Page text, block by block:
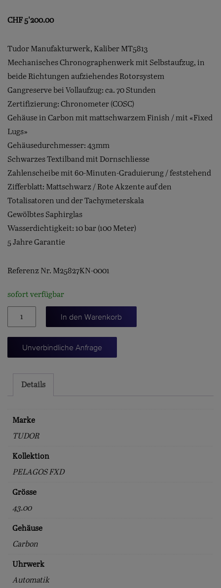
CHF 5'200.00
Tudor Manufakturwerk, Kaliber MT5813
Mechanisches Chronographenwerk mit Selbstaufzug, in
beide Richtungen aufziehendes Rotorsystem
Gangreserve bei Vollaufzug: ca. 70 Stunden
Zertifizierung: Chronometer (COSC)
Gehäuse in Carbon mit mattschwarzem Finish / mit «Fixed
Lugs»
Gehäusedurchmesser: 43mm
Schwarzes Textilband mit Dornschliesse
Zahlenscheibe mit 60-Minuten-Graduierung / feststehend
Zifferblatt: Mattschwarz / Rote Akzente auf den
Totalisatoren und der Tachymeterskala
Gewölbtes Saphirglas
Wasserdichtigkeit: 10 bar (100 Meter)
5 Jahre Garantie
Referenz Nr. M25827KN-0001
sofort verfügbar
FXD
In den Warenkorb
Unverbindliche Anfrage
Details
Marke
TUDOR
Kollektion
PELAGOS FXD
Grösse
43.00
Gehäuse
Carbon
Uhrwerk
Automatik